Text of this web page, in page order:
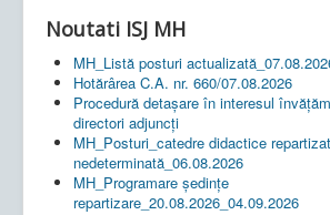
Noutati ISJ MH
MH_Listă posturi
Hotărârea C.A. nr. 660/07.08.2026
Procedură detașare în interesul
directori adjuncți
MH_Posturi_catedre didactice
nedeterminată_06.08.2026
MH_Programare ședințe
repartizare_20.08.2026_04.09.2026